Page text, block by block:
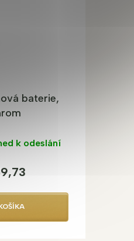
baterie,
k odeslání